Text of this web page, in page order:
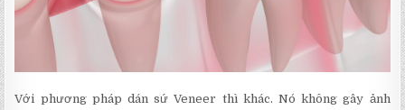
Với phương pháp dán sứ Veneer thì khác. Nó không gây ảnh